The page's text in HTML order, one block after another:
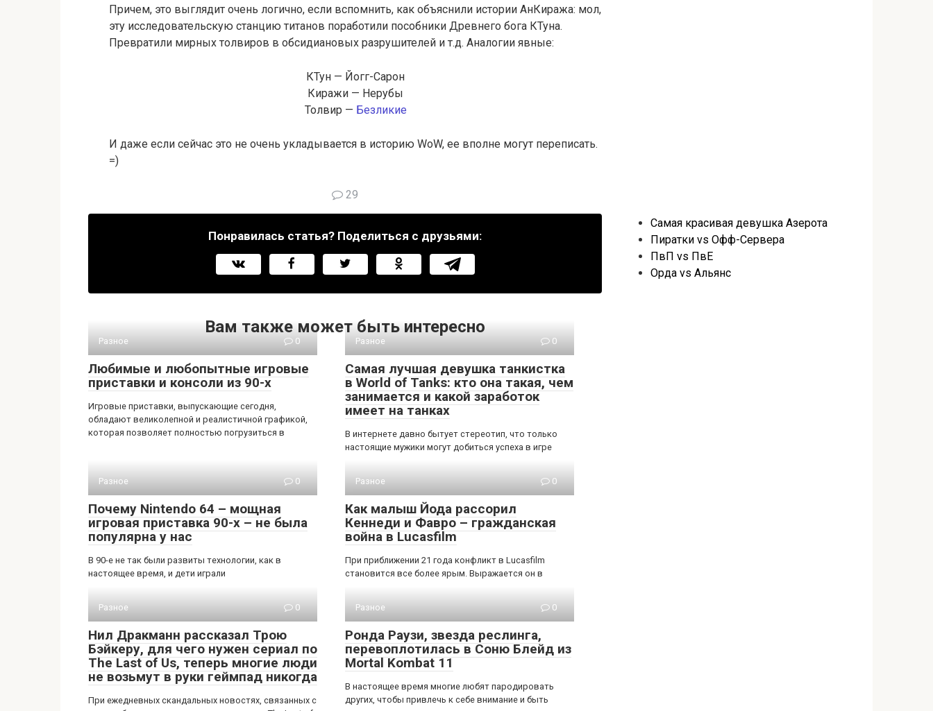
Причем, это выглядит очень логично, если вспомнить, как объяснили истории АнКиража: мол,
эту исследовательскую станцию титанов поработили пособники Древнего бога КТуна.
Превратили мирных толвиров в обсидиановых разрушителей и т.д. Аналогии явные:
КТун — Йогг-Сарон
Киражи — Нерубы
Толвир — Безликие
И даже если сейчас это не очень укладывается в историю WoW, ее вполне могут переписать.
=)
29
Понравилась статья? Поделиться с друзьями:
Вам также может быть интересно
Разное 0
Любимые и любопытные игровые
приставки и консоли из 90-х
Игровые приставки, выпускающие сегодня,
обладают великолепной и реалистичной графикой,
которая позволяет полностью погрузиться в
Разное 0
Самая лучшая девушка танкистка
в World of Tanks: кто она такая, чем
занимается и какой заработок
имеет на танках
В интернете давно бытует стереотип, что только
настоящие мужики могут добиться успеха в игре
Разное 0
Почему Nintendo 64 – мощная
игровая приставка 90-х – не была
популярна у нас
В 90-е не так были развиты технологии, как в
настоящее время, и дети играли
Разное 0
Как малыш Йода рассорил
Кеннеди и Фавро – гражданская
война в Lucasfilm
При приближении 21 года конфликт в Lucasfilm
становится все более ярым. Выражается он в
Разное 0
Нил Дракманн рассказал Трою
Бэйкеру, для чего нужен сериал по
The Last of Us, теперь многие люди
не возьмут в руки геймпад никогда
При ежедневных скандальных новостях, связанных с
Разное 0
Ронда Раузи, звезда реслинга,
перевоплотилась в Соню Блейд из
Mortal Kombat 11
В настоящее время многие любят пародировать
других, чтобы привлечь к себе внимание и быть
Самая красивая девушка Азерота
Пиратки vs Офф-Сервера
ПвП vs ПвЕ
Орда vs Альянс